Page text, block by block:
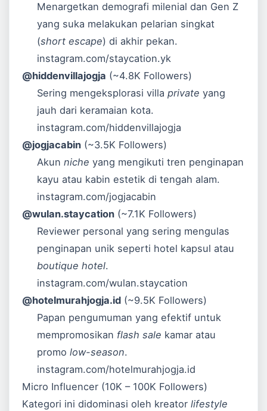
Menargetkan demografi milenial dan Gen Z
yang suka melakukan pelarian singkat
(short escape) di akhir pekan.
instagram.com/staycation.yk
@hiddenvillajogja (~4.8K Followers)
Sering mengeksplorasi villaprivate yang
jauh dari keramaian kota.
instagram.com/hiddenvillajogja
@jogjacabin (~3.5K Followers)
Akunniche yang mengikuti tren penginapan
kayu atau kabin estetik di tengah alam.
instagram.com/jogjacabin
@wulan.staycation (~7.1K Followers)
Reviewer personal yang sering mengulas
penginapan unik seperti hotel kapsul atau
boutique hotel.
instagram.com/wulan.staycation
@hotelmurahjogja.id (~9.5K Followers)
Papan pengumuman yang efektif untuk
mempromosikan flash sale kamar atau
promolow-season.
instagram.com/hotelmurahjogja.id
Micro Influencer (10K – 100K Followers)
Kategori ini didominasi oleh kreatorlifestyle